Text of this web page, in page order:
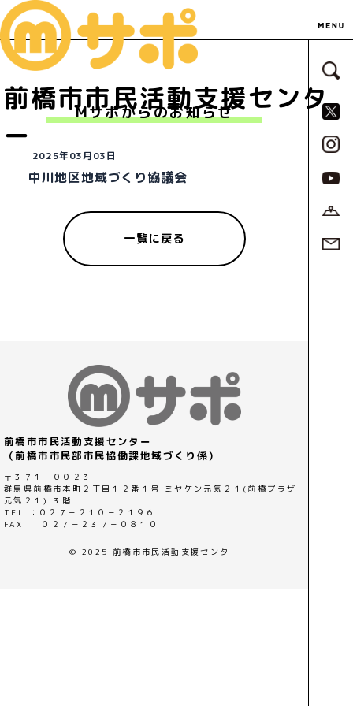
前橋市市民活動支援センタ
ー
サ
Mサポからのお知らせ
2025年03月03日
中川地区地域づくり協議会
一覧に戻る
前橋市市民活動支援センター
（前橋市市民部市民協働課地域づくり係）
〒３７１－００２３
群馬県前橋市本町２丁目１２番１号 ミヤケン元気２１(前橋プラザ
元気２１) ３階
TEL ：０２７－２１０－２１９６
FAX ： ０２７－２３７－０８１０
© 2025 前橋市市民活動支援センター